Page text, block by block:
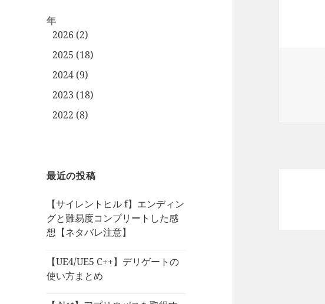
年
2026 (2)
2025 (18)
2024 (9)
2023 (18)
2022 (8)
最近の投稿
【サイレントヒル f】エンディン
グと難易度コンプリートした感
想【ネタバレ注意】
【UE4/UE5 C++】デリゲートの
使い方まとめ